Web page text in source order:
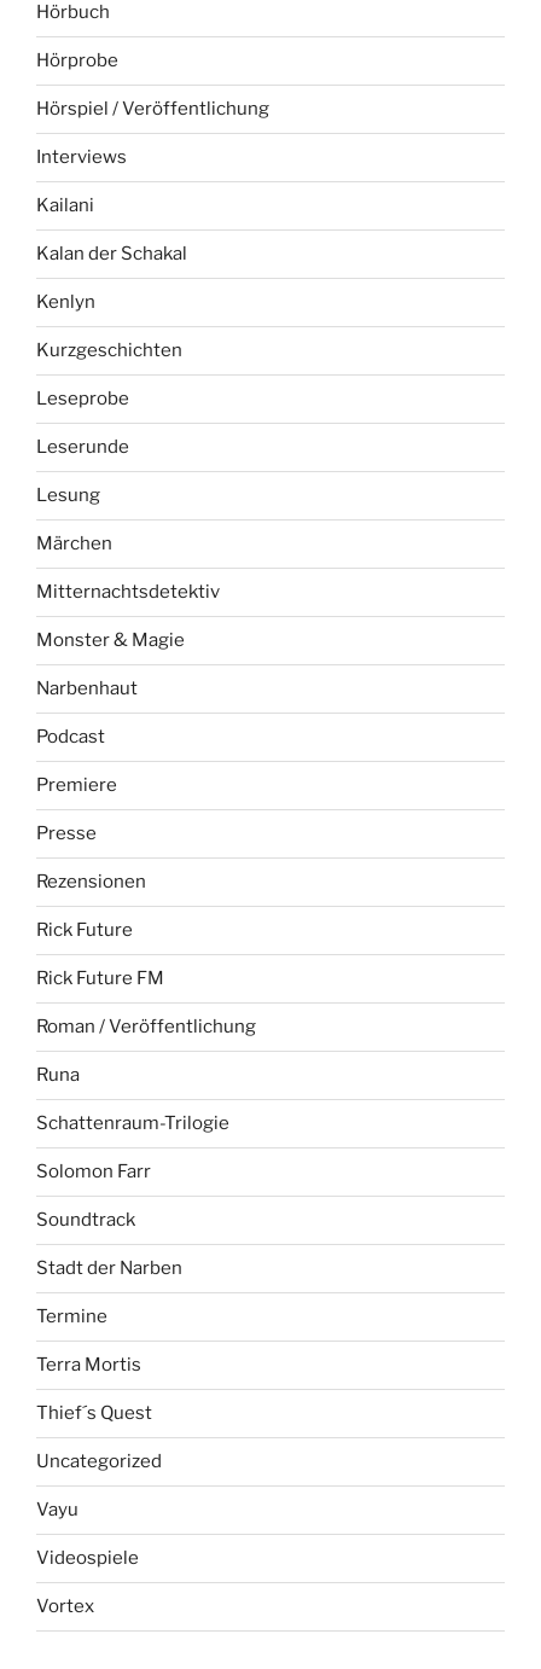
Hörbuch
Hörprobe
Hörspiel / Veröffentlichung
Interviews
Kailani
Kalan der Schakal
Kenlyn
Kurzgeschichten
Leseprobe
Leserunde
Lesung
Märchen
Mitternachtsdetektiv
Monster & Magie
Narbenhaut
Podcast
Premiere
Presse
Rezensionen
Rick Future
Rick Future FM
Roman / Veröffentlichung
Runa
Schattenraum-Trilogie
Solomon Farr
Soundtrack
Stadt der Narben
Termine
Terra Mortis
Thief´s Quest
Uncategorized
Vayu
Videospiele
Vortex